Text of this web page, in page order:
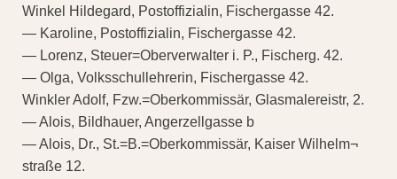
Winkel Hildegard, Postoffizialin, Fischergasse 42.
— Karoline, Postoffizialin, Fischergasse 42.
— Lorenz, Steuer=Oberverwalter i. P., Fischerg. 42.
— Olga, Volksschullehrerin, Fischergasse 42.
Winkler Adolf, Fzw.=Oberkommissär, Glasmalereistr, 2.
— Alois, Bildhauer, Angerzellgasse b
— Alois, Dr., St.=B.=Oberkommissär, Kaiser Wilhelm¬
straße 12.